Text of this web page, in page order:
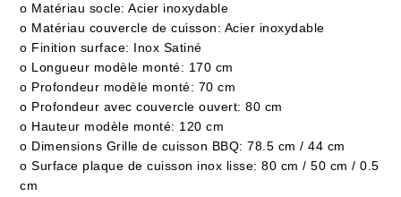
o Matériau socle: Acier inoxydable
o Matériau couvercle de cuisson: Acier inoxydable
o Finition surface: Inox Satiné
o Longueur modèle monté: 170 cm
o Profondeur modèle monté: 70 cm
o Profondeur avec couvercle ouvert: 80 cm
o Hauteur modèle monté: 120 cm
o Dimensions Grille de cuisson BBQ: 78.5 cm / 44 cm
o Surface plaque de cuisson inox lisse: 80 cm / 50 cm / 0.5
cm